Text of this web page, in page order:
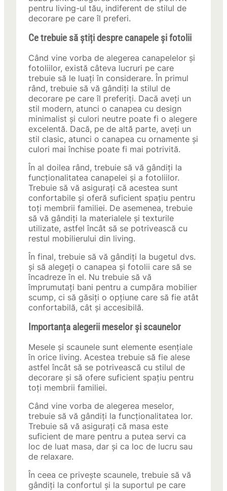
pentru living-ul tău, indiferent de stilul de
decorare pe care îl preferi.
Ce trebuie să știți despre canapele și fotolii
Când vine vorba de alegerea canapelelor și
fotoliilor, există câteva lucruri pe care
trebuie să le luați în considerare. În primul
rând, trebuie să vă gândiți la stilul de
decorare pe care îl preferiți. Dacă aveți un
stil modern, atunci o canapea cu design
minimalist și culori neutre poate fi o alegere
excelentă. Dacă, pe de altă parte, aveți un
stil clasic, atunci o canapea cu ornamente și
culori mai închise poate fi mai potrivită.
În al doilea rând, trebuie să vă gândiți la
funcționalitatea canapelei și a fotoliilor.
Trebuie să vă asigurați că acestea sunt
confortabile și oferă suficient spațiu pentru
toți membrii familiei. De asemenea, trebuie
să vă gândiți la materialele și texturile
utilizate, astfel încât să se potrivească cu
restul mobilierului din living.
În final, trebuie să vă gândiți la bugetul dvs.
și să alegeți o canapea și fotolii care să se
încadreze în el. Nu trebuie să vă
împrumutați bani pentru a cumpăra mobilier
scump, ci să găsiți o opțiune care să fie atât
confortabilă, cât și accesibilă.
Importanța alegerii meselor și scaunelor
Mesele și scaunele sunt elemente esențiale
în orice living. Acestea trebuie să fie alese
astfel încât să se potrivească cu stilul de
decorare și să ofere suficient spațiu pentru
toți membrii familiei.
Când vine vorba de alegerea meselor,
trebuie să vă gândiți la funcționalitatea lor.
Trebuie să vă asigurați că masa este
suficient de mare pentru a putea servi ca
loc de luat masa, dar și ca loc de lucru sau
de relaxare.
În ceea ce privește scaunele, trebuie să vă
gândiți la confortul și la suportul pe care